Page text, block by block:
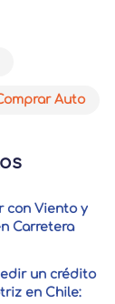
Auto
con Viento y
Carretera
un crédito
en Chile: